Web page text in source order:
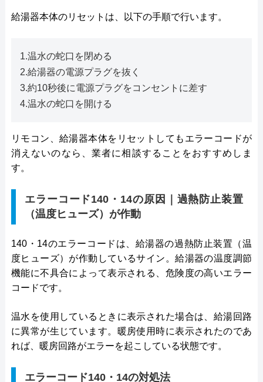
給湯器本体のリセットは、以下の手順で行います。
1.温水の蛇口を閉める
2.給湯器の電源プラグを抜く
3.約10秒後に電源プラグをコンセントに差す
4.温水の蛇口を開ける
リモコン、給湯器本体をリセットしてもエラーコードが
消えないのなら、業者に相談することをおすすめしま
す。
エラーコード140・14の原因｜過熱防止装置
（温度ヒューズ）が作動
140・14のエラーコードは、給湯器の過熱防止装置（温
度ヒューズ）が作動しているサイン。給湯器の温度調節
機能に不具合によって表示される、危険度の高いエラー
コードです。
温水を使用しているときに表示された場合は、給湯回路
に異常が生じています。暖房使用時に表示されたのであ
れば、暖房回路がエラーを起こしている状態です。
エラーコード140・14の対処法